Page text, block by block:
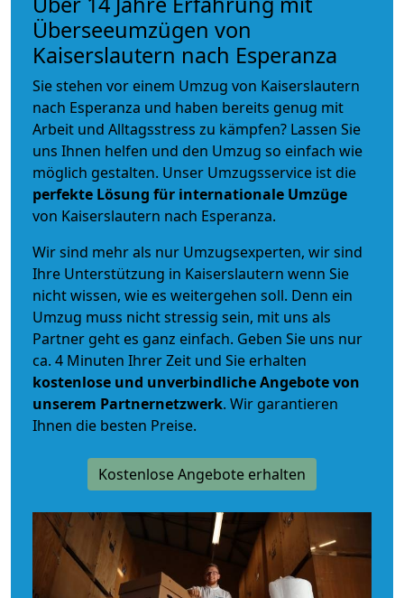
Überseeumzügen von
Kaiserslautern nach Esperanza
Sie stehen vor einem Umzug von Kaiserslautern
nach Esperanza und haben bereits genug mit
Arbeit und Alltagsstress zu kämpfen? Lassen Sie
uns Ihnen helfen und den Umzug so einfach wie
möglich gestalten. Unser Umzugsservice ist die
perfekte Lösung für internationale Umzüge
von Kaiserslautern nach Esperanza.
Wir sind mehr als nur Umzugsexperten, wir sind
Ihre Unterstützung in Kaiserslautern wenn Sie
nicht wissen, wie es weitergehen soll. Denn ein
Umzug muss nicht stressig sein, mit uns als
Partner geht es ganz einfach. Geben Sie uns nur
ca. 4 Minuten Ihrer Zeit und Sie erhalten
kostenlose und unverbindlicheAngebote von
unserem Partnernetzwerk. Wir garantieren
Ihnen die besten Preise.
Kostenlose Angebote erhalten